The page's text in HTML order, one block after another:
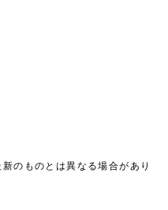
のものとは異なる場合があり